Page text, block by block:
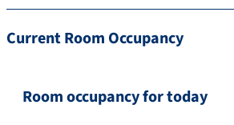
Current Room Occupancy
Room occupancy for today